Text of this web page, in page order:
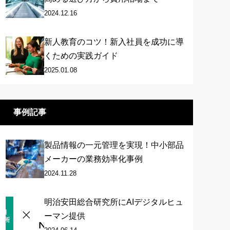
2024.12.16
新人教育のコツ！新入社員を成功に導
くための実践ガイド
2025.01.08
事例記事
製品情報の一元管理を実現！中小部品
メーカーの業務効率化事例
2024.11.28
明治安田総合研究所にAIデジタルヒュ
ーマン提供